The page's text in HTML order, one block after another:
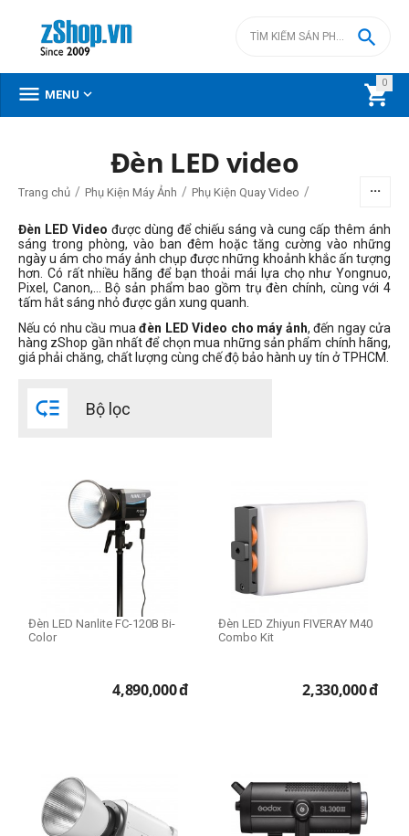
0


 MENU 
Giá
đ– đ
Thương hiệu
Amastar
NanLite
Neewer
Zhiyun Tech
Đèn LED video
Trang chủ / Phụ Kiện Máy Ảnh / Phụ Kiện Quay Video /
Đèn LED Video được dùng để chiếu sáng và cung cấp thêm ánh
sáng trong phòng, vào ban đêm hoặc tăng cường vào những
ngày u ám cho máy ảnh chụp được những khoảnh khắc ấn tượng
hơn. Có rất nhiều hãng để bạn thoải mái lựa chọ như Yongnuo,
Pixel, Canon,... Bộ sản phẩm bao gồm trụ đèn chính, cùng với 4
tấm hắt sáng nhỏ được gắn xung quanh.
Nếu có nhu cầu muađèn LED Video cho máy ảnh, đến ngay cửa
hàng zShop gần nhất để chọn mua những sản phẩm chính hãng,
giá phải chăng, chất lượng cùng chế độ bảo hành uy tín ở TPHCM.
 Bộ lọc
Đèn LED Nanlite FC-120B Bi-
Color
4,890,000đ
Đèn LED Zhiyun FIVERAY M40
Combo Kit
2,330,000đ